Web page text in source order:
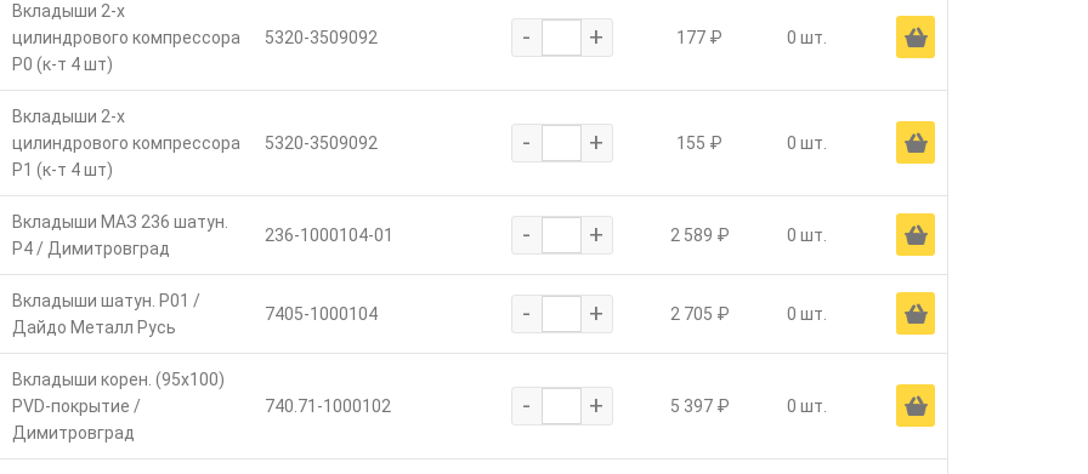
Вкладыши 2-х
цилиндрового компрессора
Р0 (к-т 4 шт)
5320-3509092 - + 177 ₽ 0 шт. Ä
Вкладыши 2-х
цилиндрового компрессора
Р1 (к-т 4 шт)
5320-3509092 - + 155 ₽ 0 шт. Ä
Вкладыши МАЗ 236 шатун.
Р4 / Димитровград
236-1000104-01 - + 2 589 ₽ 0 шт. Ä
Вкладыши шатун. Р01 /
Дайдо Металл Русь
7405-1000104 - + 2 705 ₽ 0 шт. Ä
Вкладыши корен. (95х100)
PVD-покрытие /
Димитровград
740.71-1000102 - + 5 397 ₽ 0 шт. Ä